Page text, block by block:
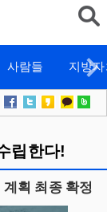
사람들 지방
립한다!
획 최종 확정